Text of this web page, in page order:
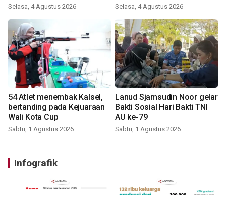
Selasa, 4 Agustus 2026 Selasa, 4 Agustus 2026
54 Atlet menembak Kalsel,
bertanding pada Kejuaraan
Wali Kota Cup
Sabtu, 1 Agustus 2026
Lanud Sjamsudin Noor gelar
Bakti Sosial Hari Bakti TNI
AU ke-79
Sabtu, 1 Agustus 2026
Infografik